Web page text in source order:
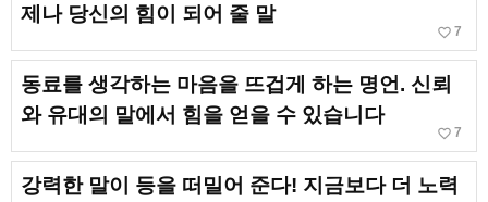
제나 당신의 힘이 되어 줄 말
favorite_border 7
동료를 생각하는 마음을 뜨겁게 하는 명언. 신뢰
와 유대의 말에서 힘을 얻을 수 있습니다
favorite_border 7
강력한 말이 등을 떠밀어 준다! 지금보다 더 노력